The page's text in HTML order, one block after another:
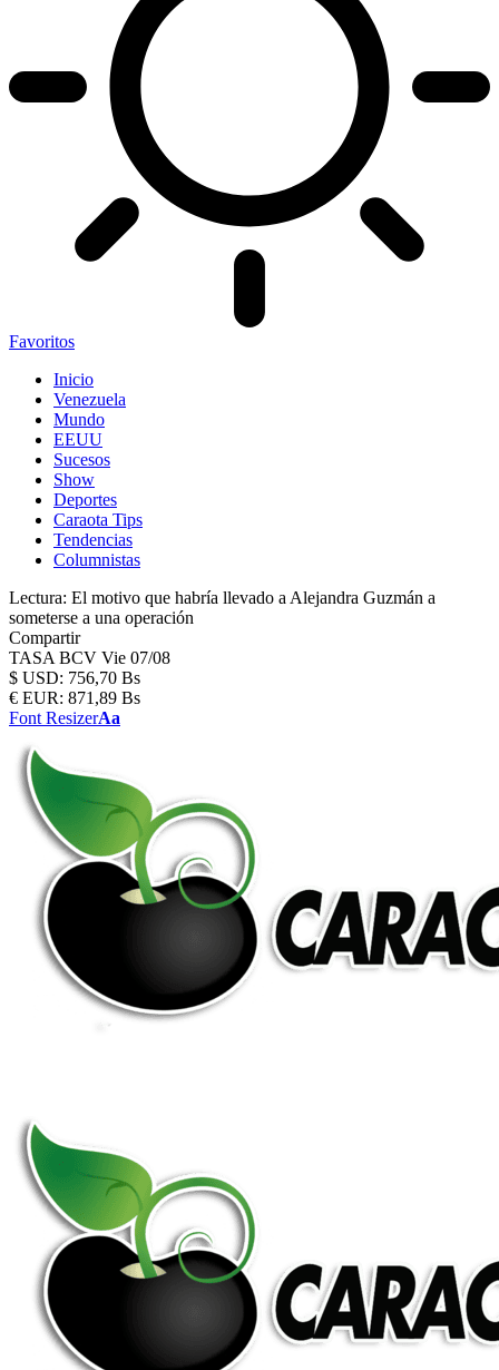
Favoritos
Inicio
Venezuela
Mundo
EEUU
Sucesos
Show
Deportes
Caraota Tips
Tendencias
Columnistas
Lectura: El motivo que habría llevado a Alejandra Guzmán a
someterse a una operación
Compartir
TASA BCV Vie 07/08
$ USD: 756,70 Bs
€ EUR: 871,89 Bs
Font ResizerAa